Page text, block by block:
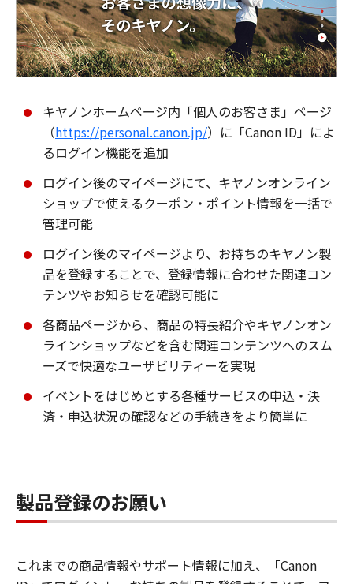
キヤノンホームページ内「個人のお客さま」ページ
（https://personal.canon.jp/）に「Canon ID」によ
るログイン機能を追加
ログイン後のマイページにて、キヤノンオンライン
ショップで使えるクーポン・ポイント情報を一括で
管理可能
ログイン後のマイページより、お持ちのキヤノン製
品を登録することで、登録情報に合わせた関連コン
テンツやお知らせを確認可能に
各商品ページから、商品の特長紹介やキヤノンオン
ラインショップなどを含む関連コンテンツへのスム
ーズで快適なユーザビリティーを実現
イベントをはじめとする各種サービスの申込・決
済・申込状況の確認などの手続きをより簡単に
製品登録のお願い
これまでの商品情報やサポート情報に加え、「Canon